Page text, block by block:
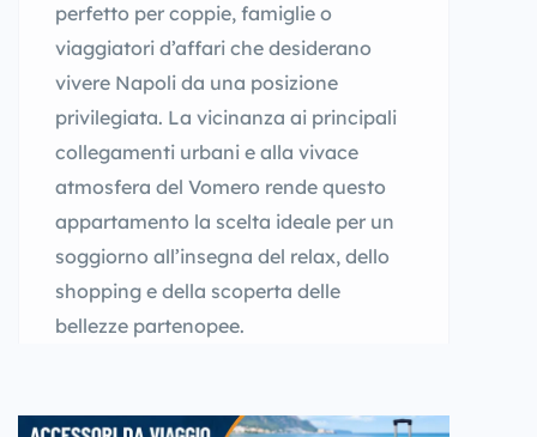
perfetto per coppie, famiglie o
viaggiatori d’affari che desiderano
vivere Napoli da una posizione
privilegiata. La vicinanza ai principali
collegamenti urbani e alla vivace
atmosfera del Vomero rende questo
appartamento la scelta ideale per un
soggiorno all’insegna del relax, dello
shopping e della scoperta delle
bellezze partenopee.